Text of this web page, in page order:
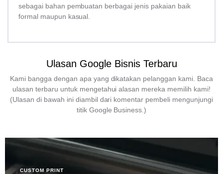
sebagai bahan pembuatan berbagai jenis pakaian baik
formal maupun kasual.
Ulasan Google Bisnis Terbaru
Kami bangga dengan apa yang dikatakan pelanggan kami. Baca
ulasan terbaru untuk mengetahui alasan mereka memilih kami!
(Ulasan di bawah ini diambil dari komentar pembeli mengunjungi
titik Google Business.)
CUSTOM PRINT